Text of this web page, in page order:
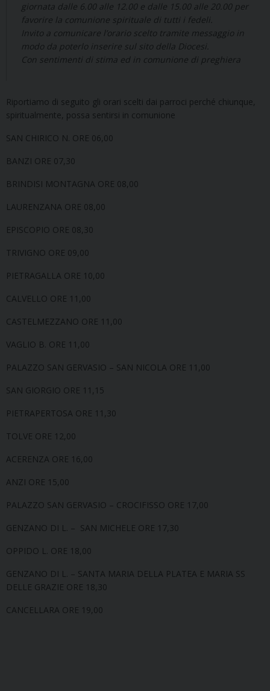
giornata dalle 6.00 alle 12.00 e dalle 15.00 alle 20.00 per
favorire la comunione spirituale di tutti i fedeli.
Invito a comunicare l’orario scelto tramite messaggio in
modo da poterlo inserire sul sito della Diocesi.
Con sentimenti di stima ed in comunione di preghiera
Riportiamo di seguito gli orari scelti dai parroci perché chiunque,
spiritualmente, possa sentirsi in comunione
SAN CHIRICO N. ORE 06,00
BANZI ORE 07,30
BRINDISI MONTAGNA ORE 08,00
LAURENZANA ORE 08,00
EPISCOPIO ORE 08,30
TRIVIGNO ORE 09,00
PIETRAGALLA ORE 10,00
CALVELLO ORE 11,00
CASTELMEZZANO ORE 11,00
VAGLIO B. ORE 11,00
PALAZZO SAN GERVASIO – SAN NICOLA ORE 11,00
SAN GIORGIO ORE 11,15
PIETRAPERTOSA ORE 11,30
TOLVE ORE 12,00
ACERENZA ORE 16,00
ANZI ORE 15,00
PALAZZO SAN GERVASIO – CROCIFISSO ORE 17,00
GENZANO DI L. – SAN MICHELE ORE 17,30
OPPIDO L. ORE 18,00
GENZANO DI L. – SANTA MARIA DELLA PLATEA E MARIA SS
DELLE GRAZIE ORE 18,30
CANCELLARA ORE 19,00